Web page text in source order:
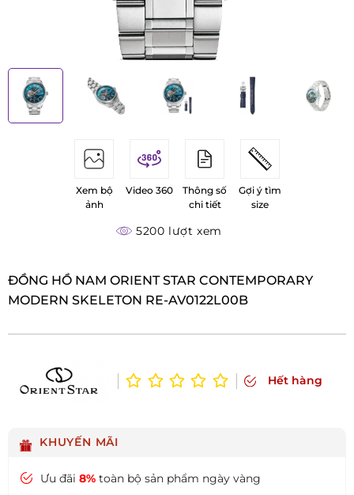
Xem bộ
ảnh
Video 360
Thông số
chi tiết
Gợi ý tìm
size
5200 lượt xem
ĐỒNG HỒ NAM ORIENT STAR CONTEMPORARY
MODERN SKELETON RE-AV0122L00B
Hết hàng
KHUYẾN MÃI
Ưu đãi 8% toàn bộ sản phẩm ngày vàng